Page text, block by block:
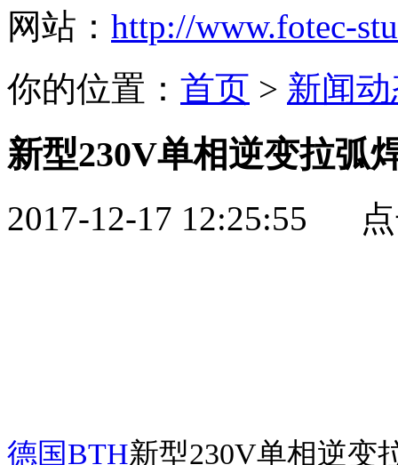
网站： http://www.fotec-
你的位置： 首页 > 新闻
新型230V单相逆变拉弧
2017-12-17 12:25:55
德国BTH新型230V单相逆变